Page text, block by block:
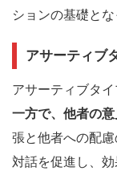
ションの基礎とな
アサーティブ
アサーティブタイ
一方で、他者の
張と他者への配
対話を促進し、